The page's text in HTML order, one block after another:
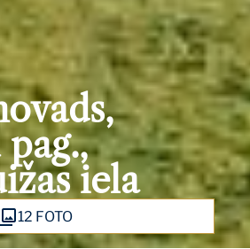
iela
12 FOTO